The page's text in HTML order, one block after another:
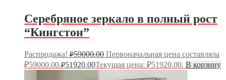
Серебряное зеркало в полный рост
“Кингстон”
Распродажа! ₽59000.00 Первоначальная цена составляла
₽59000.00.₽51920.00Текущая цена: ₽51920.00. В корзину